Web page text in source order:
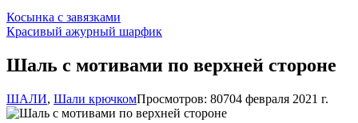
Косынка с завязками
Красивый ажурный шарфик
Шаль с мотивами по верхней стороне
ШАЛИ, Шали крючкомПросмотров: 80704 февраля 2021 г.